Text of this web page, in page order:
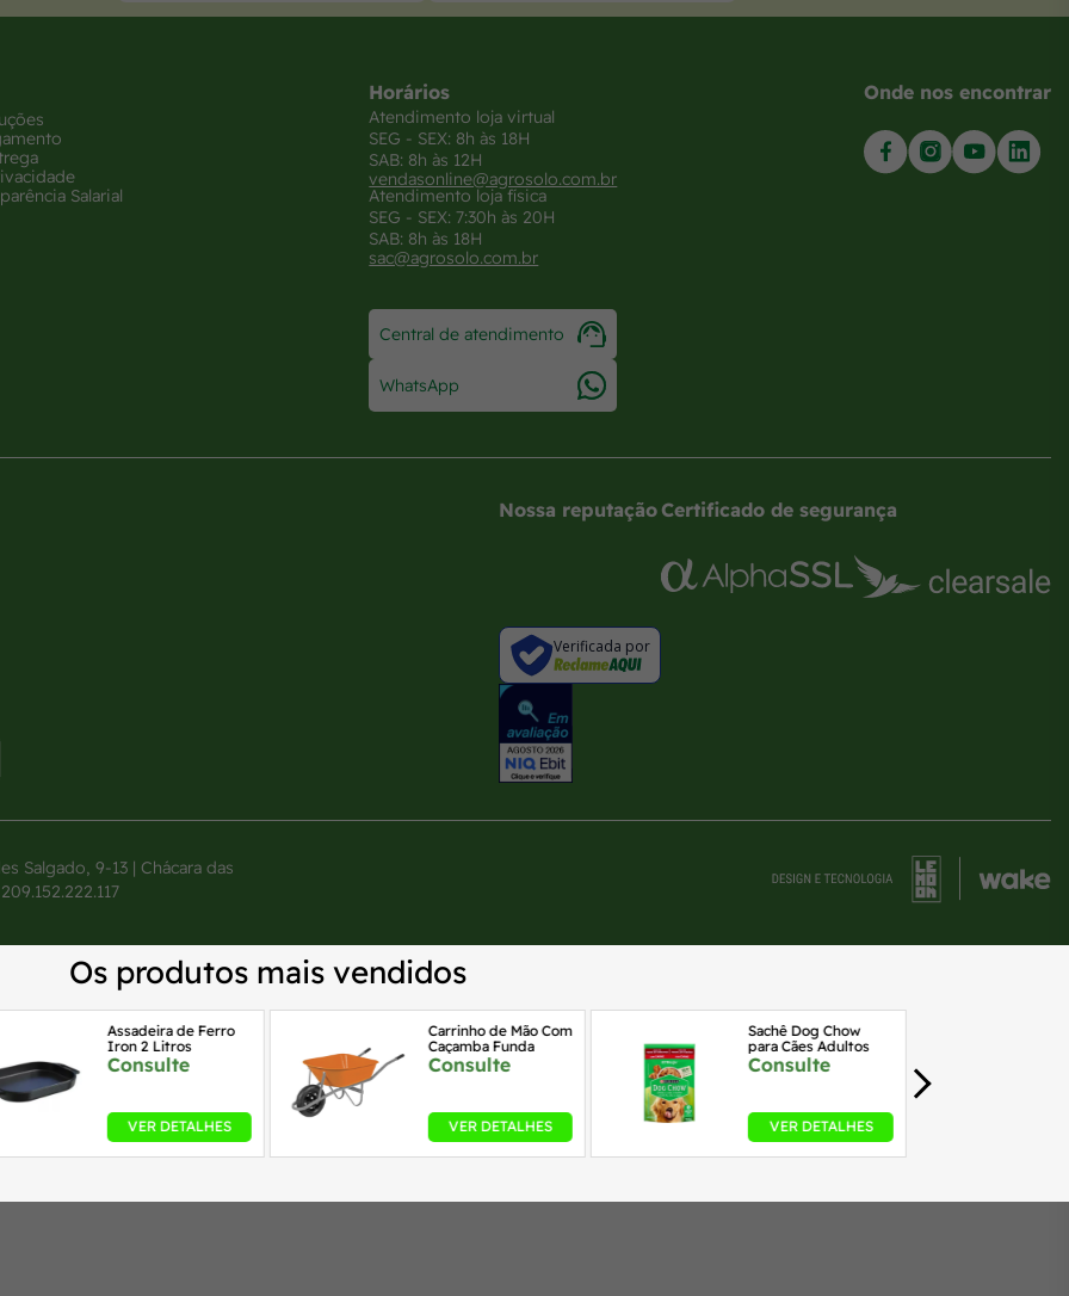
Salarial
Horários
Atendimento loja virtual
SEG - SEX: 8h às 18H
SAB: 8h às 12H
vendasonline@agrosolo.com.br
Atendimento loja física
SEG - SEX: 7:30h às 20H
SAB: 8h às 18H
sac@agrosolo.com.br
Central de atendimento
WhatsApp
Onde nos encontrar
Nossa reputação
Verificada por
Certificado de segurança
Salgado, 9-13 | Chácara das